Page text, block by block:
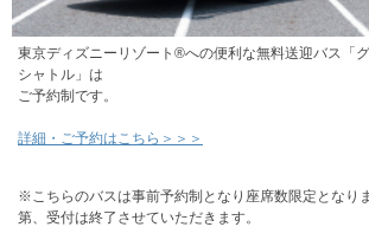
東京ディズニーリゾート®への便利な無料送迎バス「
シャトル」は
ご予約制です。
詳細・ご予約はこちら＞＞＞
※こちらのバスは事前予約制となり座席数限定となり
第、受付は終了させていただきます。